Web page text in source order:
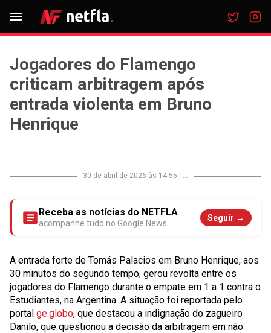
Jogadores do Flamengo
criticam arbitragem após
entrada violenta em Bruno
Henrique
30 de abril de 2026 às 14:55 ...
Receba as notícias do NETFLA
acompanhe tudo no Google News
Seguir →
A entrada forte de Tomás Palacios em Bruno Henrique, aos
30 minutos do segundo tempo, gerou revolta entre os
jogadores do Flamengo durante o empate em 1 a 1 contra o
Estudiantes, na Argentina. A situação foi reportada pelo
portal ge.globo, que destacou a indignação do zagueiro
Danilo, que questionou a decisão da arbitragem em não